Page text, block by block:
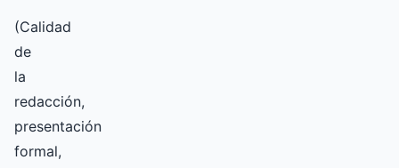
(Calidad
de
la
redacción,
presentación
formal,